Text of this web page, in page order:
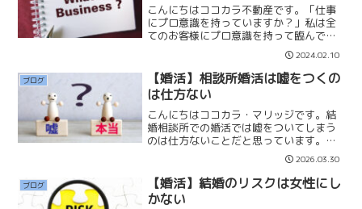
こんにちはココカラ不動産です。「仕事
にプロ意識を持っていますか？」私は全
てのお客様にプロ意識を持って臨んでい
ます。「手を抜くことはありません」
「最善の提案を心がけています」「お客
様の期待を超えようします」仕事に取り
組む姿勢は人それぞれです。...
2024.02.10
ブログ
【婚活】相談所婚活は嘘をつくの
は仕方ない
こんにちはココカラ・マリッジです。結
婚相談所での婚活では嘘をついてしまう
のは仕方ないことだと思っています。並
行交際が許されているルールですので、
当然だとは思いませんか？もしお相手の
嘘に気づいてしまっても、あまり神経質
に考えない方が良いです。...
2026.03.30
ブログ
【婚活】結婚のリスクは女性にし
かない